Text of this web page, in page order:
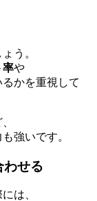
う。
率や
かを重視して
強いです。
せる
は、